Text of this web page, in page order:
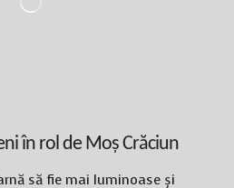
în rol de Moș Crăciun
să fie mai luminoase și